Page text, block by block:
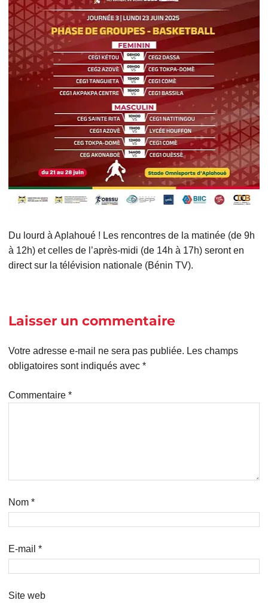
Du lourd à Aplahoué ! Les rencontres de la matinée (de 9h
à 12h) et celles de l’après-midi (de 14h à 17h) seront en
direct sur la télévision nationale (Bénin TV).
Laisser un commentaire
Votre adresse e-mail ne sera pas publiée. Les champs
obligatoires sont indiqués avec *
Commentaire *
Nom *
E-mail *
Site web